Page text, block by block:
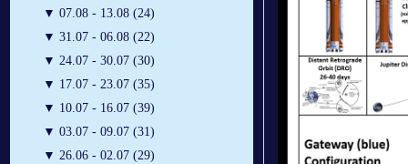
▼ 07.08 - 13.08 (24)
▼ 31.07 - 06.08 (22)
▼ 24.07 - 30.07 (30)
▼ 17.07 - 23.07 (35)
▼ 10.07 - 16.07 (39)
▼ 03.07 - 09.07 (31)
▼ 26.06 - 02.07 (29)